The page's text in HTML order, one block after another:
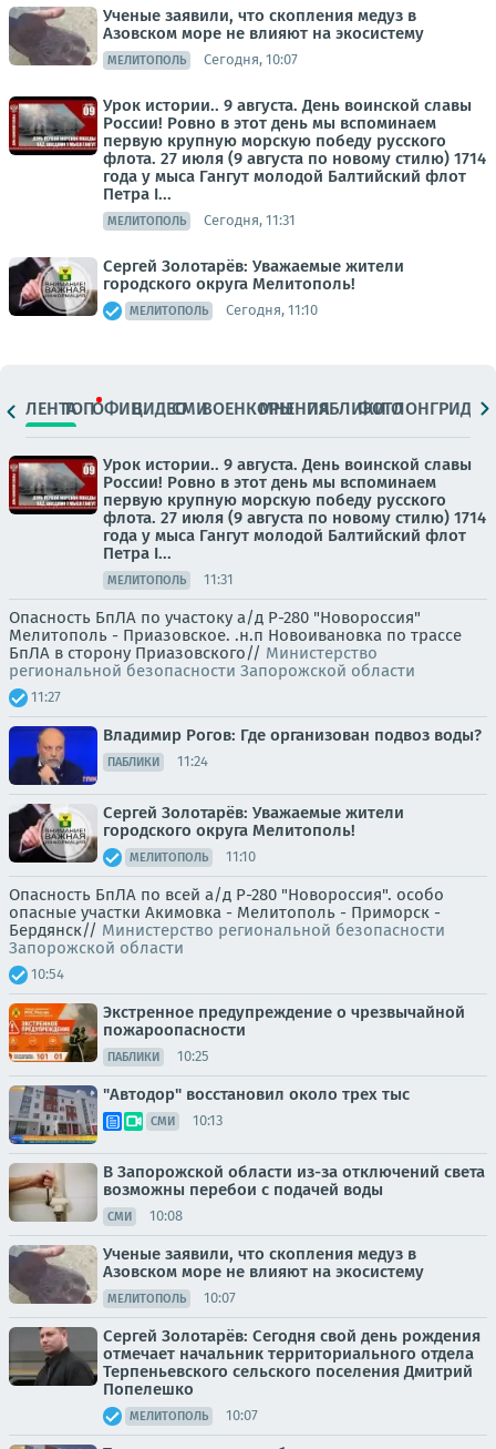
Ученые заявили, что скопления медуз в
Азовском море не влияют на экосистему
МЕЛИТОПОЛЬ Сегодня, 10:07
Урок истории.. 9 августа. День воинской славы
России! Ровно в этот день мы вспоминаем
первую крупную морскую победу русского
флота. 27 июля (9 августа по новому стилю) 1714
года у мыса Гангут молодой Балтийский флот
Петра I...
МЕЛИТОПОЛЬ Сегодня, 11:31
Сергей Золотарёв: Уважаемые жители
городского округа Мелитополь!
МЕЛИТОПОЛЬ Сегодня, 11:10
ЛЕНТАТОПОФИЦ.ВИДЕОСМИВОЕНКОРЫМНЕНИЯПАБЛИКИ
ФОТОЛОНГРИДЫ
Урок истории.. 9 августа. День воинской славы
России! Ровно в этот день мы вспоминаем
первую крупную морскую победу русского
флота. 27 июля (9 августа по новому стилю) 1714
года у мыса Гангут молодой Балтийский флот
Петра I...
МЕЛИТОПОЛЬ 11:31
Опасность БпЛА по участоку а/д Р-280 "Новороссия"
Мелитополь - Приазовское. .н.п Новоивановка по трассе
БпЛА в сторону Приазовского// Министерство
региональной безопасности Запорожской области
11:27
Владимир Рогов: Где организован подвоз воды?
ПАБЛИКИ 11:24
Сергей Золотарёв: Уважаемые жители
городского округа Мелитополь!
МЕЛИТОПОЛЬ 11:10
Опасность БпЛА по всей а/д Р-280 "Новороссия". особо
опасные участки Акимовка - Мелитополь - Приморск -
Бердянск// Министерство региональной безопасности
Запорожской области
10:54
Экстренное предупреждение о чрезвычайной
пожароопасности
ПАБЛИКИ 10:25
"Автодор" восстановил около трех тыс
СМИ 10:13
В Запорожской области из-за отключений света
возможны перебои с подачей воды
СМИ 10:08
Ученые заявили, что скопления медуз в
Азовском море не влияют на экосистему
МЕЛИТОПОЛЬ 10:07
Сергей Золотарёв: Сегодня свой день рождения
отмечает начальник территориального отдела
Терпеньевского сельского поселения Дмитрий
Попелешко
МЕЛИТОПОЛЬ 10:07